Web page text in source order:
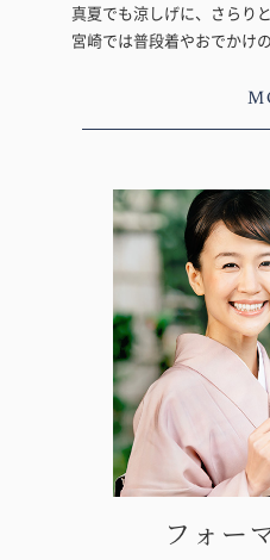
真夏でも涼しげに、さらり
宮崎では普段着やおでかけ
フォー